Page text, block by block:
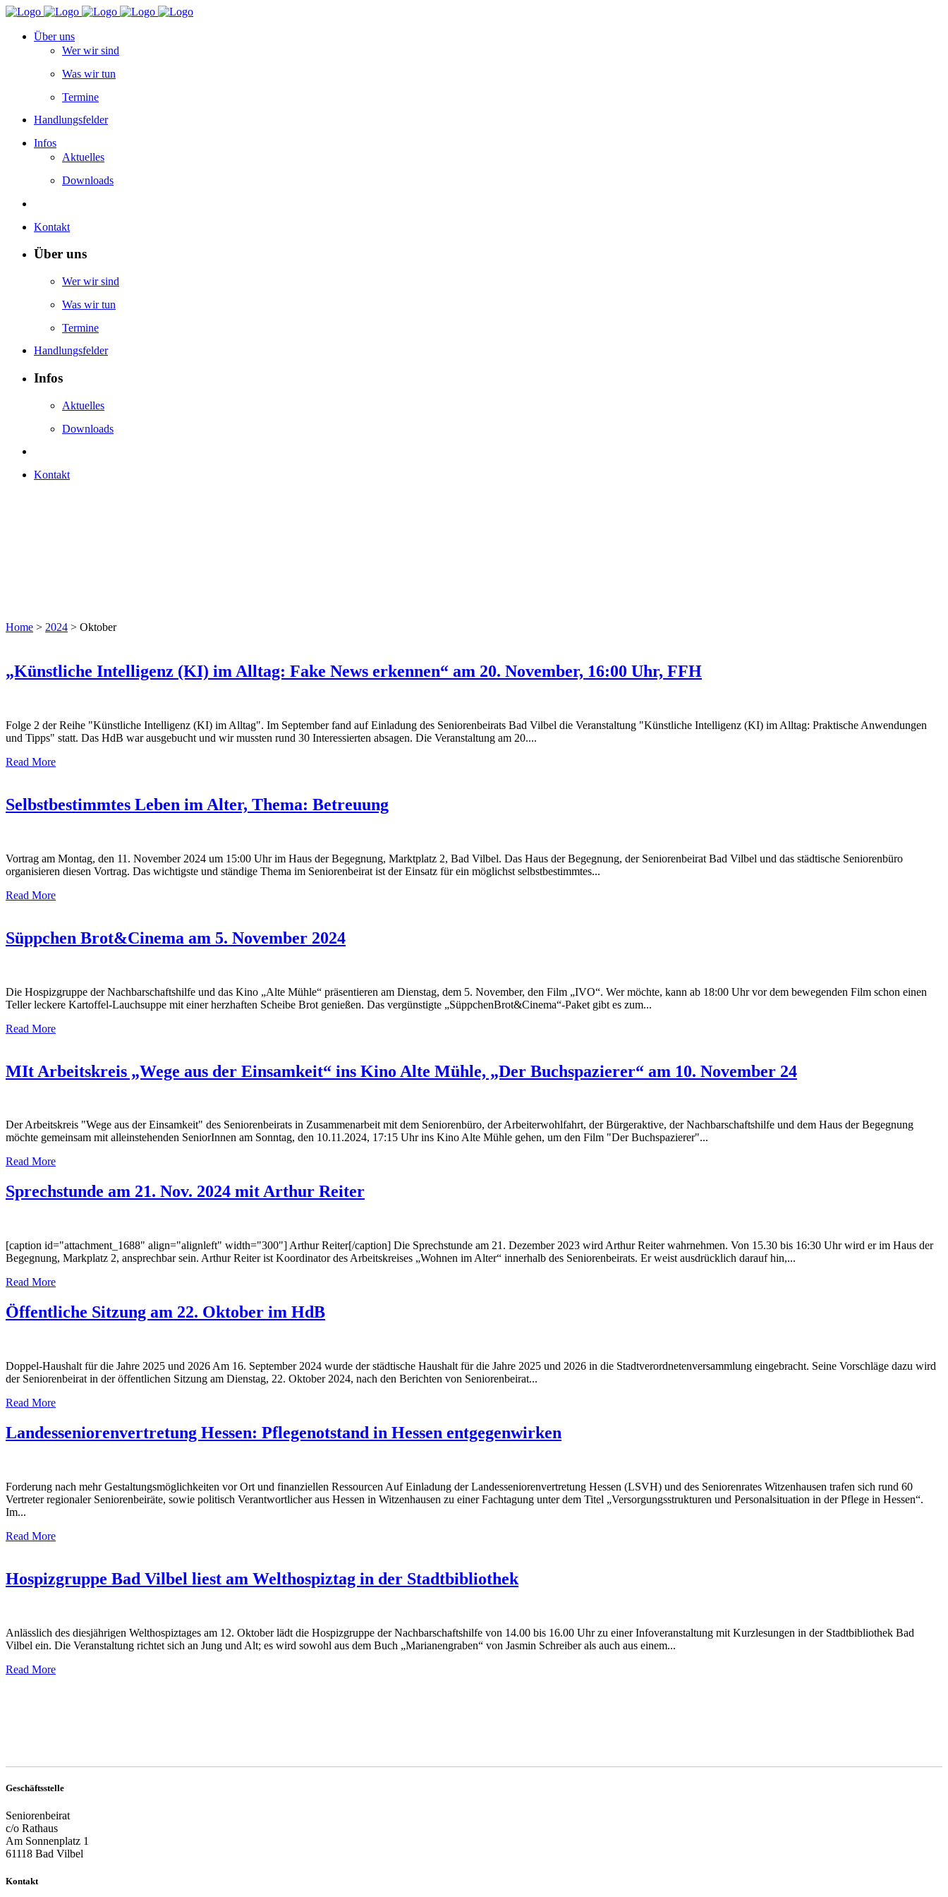
Über uns
Wer wir sind
Was wir tun
Termine
Handlungsfelder
Infos
Aktuelles
Downloads
Kontakt
Über uns
Wer wir sind
Was wir tun
Termine
Handlungsfelder
Infos
Aktuelles
Downloads
Kontakt
Home > 2024 > Oktober
„Künstliche Intelligenz (KI) im Alltag: Fake News erkennen“ am 20. November, 16:00 Uhr, FFH
Folge 2 der Reihe "Künstliche Intelligenz (KI) im Alltag". Im September fand auf Einladung des Seniorenbeirats Bad Vilbel die Veranstaltung "Künstliche Intelligenz (KI) im Alltag: Praktische Anwendungen
und Tipps" statt. Das HdB war ausgebucht und wir mussten rund 30 Interessierten absagen. Die Veranstaltung am 20....
Read More
Selbstbestimmtes Leben im Alter, Thema: Betreuung
Vortrag am Montag, den 11. November 2024 um 15:00 Uhr im Haus der Begegnung, Marktplatz 2, Bad Vilbel. Das Haus der Begegnung, der Seniorenbeirat Bad Vilbel und das städtische Seniorenbüro
organisieren diesen Vortrag. Das wichtigste und ständige Thema im Seniorenbeirat ist der Einsatz für ein möglichst selbstbestimmtes...
Read More
Süppchen Brot&Cinema am 5. November 2024
Die Hospizgruppe der Nachbarschaftshilfe und das Kino „Alte Mühle“ präsentieren am Dienstag, dem 5. November, den Film „IVO“. Wer möchte, kann ab 18:00 Uhr vor dem bewegenden Film schon einen
Teller leckere Kartoffel-Lauchsuppe mit einer herzhaften Scheibe Brot genießen. Das vergünstigte „SüppchenBrot&Cinema“-Paket gibt es zum...
Read More
MIt Arbeitskreis „Wege aus der Einsamkeit“ ins Kino Alte Mühle, „Der Buchspazierer“ am 10. November 24
Der Arbeitskreis "Wege aus der Einsamkeit" des Seniorenbeirats in Zusammenarbeit mit dem Seniorenbüro, der Arbeiterwohlfahrt, der Bürgeraktive, der Nachbarschaftshilfe und dem Haus der Begegnung
möchte gemeinsam mit alleinstehenden SeniorInnen am Sonntag, den 10.11.2024, 17:15 Uhr ins Kino Alte Mühle gehen, um den Film "Der Buchspazierer"...
Read More
Sprechstunde am 21. Nov. 2024 mit Arthur Reiter
[caption id="attachment_1688" align="alignleft" width="300"] Arthur Reiter[/caption] Die Sprechstunde am 21. Dezember 2023 wird Arthur Reiter wahrnehmen. Von 15.30 bis 16:30 Uhr wird er im Haus der
Begegnung, Markplatz 2, ansprechbar sein. Arthur Reiter ist Koordinator des Arbeitskreises „Wohnen im Alter“ innerhalb des Seniorenbeirats. Er weist ausdrücklich darauf hin,...
Read More
Öffentliche Sitzung am 22. Oktober im HdB
Doppel-Haushalt für die Jahre 2025 und 2026 Am 16. September 2024 wurde der städtische Haushalt für die Jahre 2025 und 2026 in die Stadtverordnetenversammlung eingebracht. Seine Vorschläge dazu wird
der Seniorenbeirat in der öffentlichen Sitzung am Dienstag, 22. Oktober 2024, nach den Berichten von Seniorenbeirat...
Read More
Landesseniorenvertretung Hessen: Pflegenotstand in Hessen entgegenwirken
Forderung nach mehr Gestaltungsmöglichkeiten vor Ort und finanziellen Ressourcen Auf Einladung der Landesseniorenvertretung Hessen (LSVH) und des Seniorenrates Witzenhausen trafen sich rund 60
Vertreter regionaler Seniorenbeiräte, sowie politisch Verantwortlicher aus Hessen in Witzenhausen zu einer Fachtagung unter dem Titel „Versorgungsstrukturen und Personalsituation in der Pflege in Hessen“.
Im...
Read More
Hospizgruppe Bad Vilbel liest am Welthospiztag in der Stadtbibliothek
Anlässlich des diesjährigen Welthospiztages am 12. Oktober lädt die Hospizgruppe der Nachbarschaftshilfe von 14.00 bis 16.00 Uhr zu einer Infoveranstaltung mit Kurzlesungen in der Stadtbibliothek Bad
Vilbel ein. Die Veranstaltung richtet sich an Jung und Alt; es wird sowohl aus dem Buch „Marianengraben“ von Jasmin Schreiber als auch aus einem...
Read More
Geschäftsstelle
Seniorenbeirat
c/o Rathaus
Am Sonnenplatz 1
61118 Bad Vilbel
Kontakt